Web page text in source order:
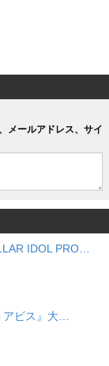
メールアドレス、サイ
IDOL PRO…
アビス』大…